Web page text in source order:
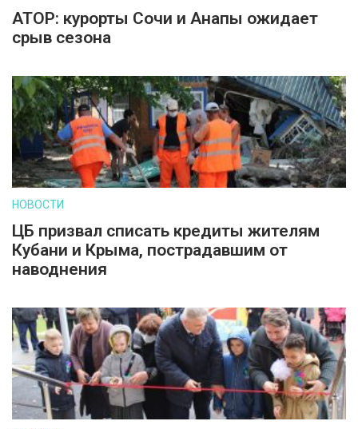
АТОР: курорты Сочи и Анапы ожидает
срыв сезона
НОВОСТИ
ЦБ призвал списать кредиты жителям
Кубани и Крыма, пострадавшим от
наводнения